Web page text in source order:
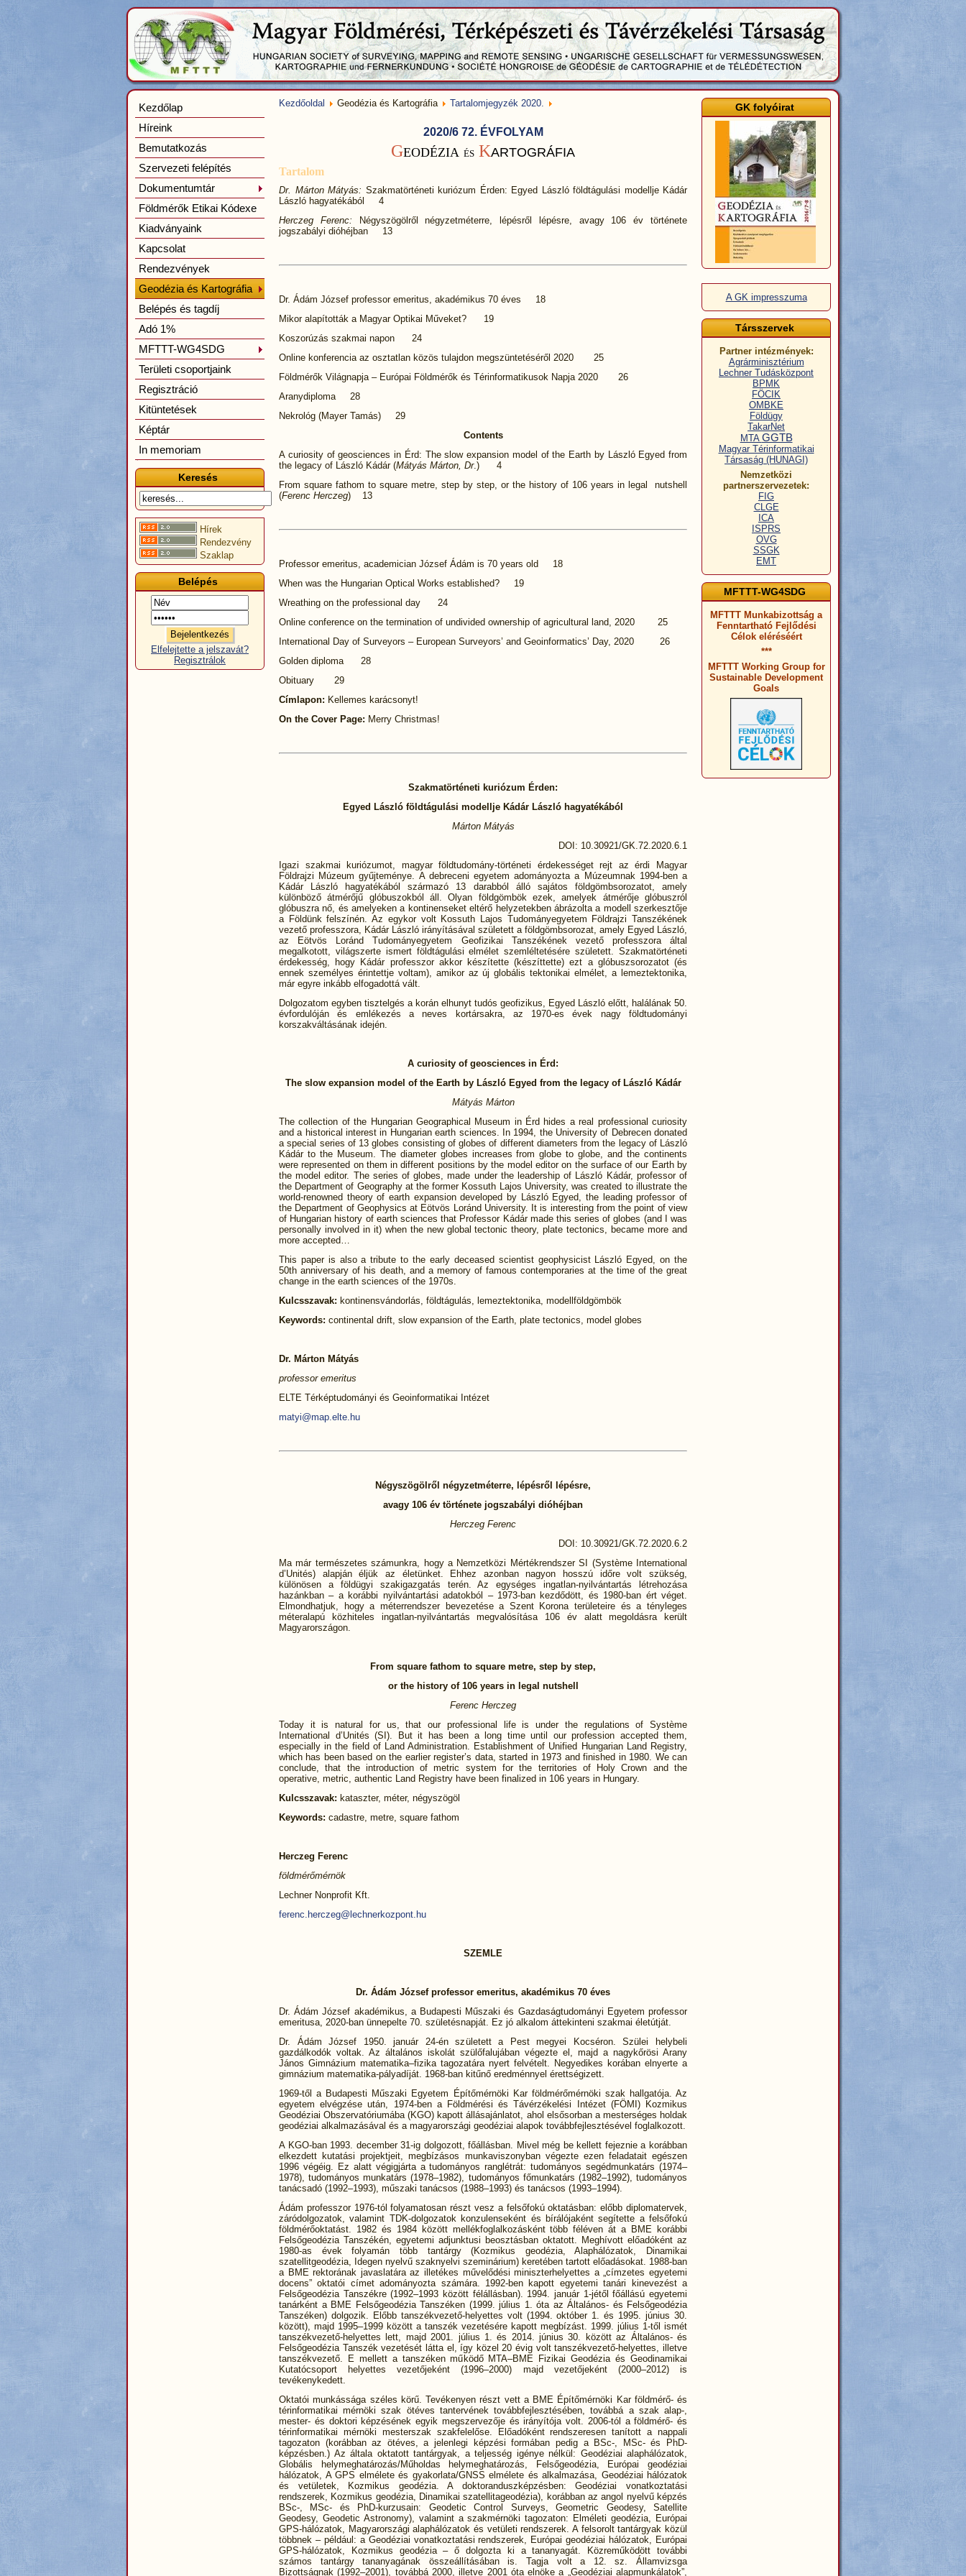
Kezdőlap
Híreink
Bemutatkozás
Szervezeti felépítés
Dokumentumtár
Földmérők Etikai Kódexe
Kiadványaink
Kapcsolat
Rendezvények
Geodézia és Kartográfia
Belépés és tagdíj
Adó 1%
MFTTT-WG4SDG
Területi csoportjaink
Regisztráció
Kitüntetések
Képtár
In memoriam
Keresés
Hírek
Rendezvény
Szaklap
Belépés
Elfelejtette a jelszavát?
Regisztrálok
Kezdőoldal Geodézia és Kartográfia Tartalomjegyzék 2020.
2020/6 72. ÉVFOLYAM
GEODÉZIA ÉS KARTOGRÁFIA
Tartalom
Dr. Márton Mátyás: Szakmatörténeti kuriózum Érden: Egyed László földtágulási modellje Kádár
László hagyatékából 4
Herczeg Ferenc:
Négyszögölről négyzetméterre, lépésről lépésre, avagy 106 év története
jogszabályi dióhéjban 13
Dr. Ádám József professor emeritus, akadémikus 70 éves 18
Mikor alapították a Magyar Optikai Műveket? 19
Koszorúzás szakmai napon 24
Online konferencia az osztatlan közös tulajdon megszüntetéséről 2020 25
Földmérők Világnapja – Európai Földmérők és Térinformatikusok Napja 2020 26
Aranydiploma 28
Nekrológ (Mayer Tamás) 29
Contents
A curiosity of geosciences in Érd: The slow expansion model of the Earth by László Egyed from
the legacy of László Kádár (Mátyás Márton, Dr.) 4
From square fathom to square metre, step by step, or the history of 106 years in legal nutshell
(Ferenc Herczeg) 13
Professor emeritus, academician József Ádám is 70 years old 18
When was the Hungarian Optical Works established? 19
Wreathing on the professional day 24
Online conference on the termination of undivided ownership of agricultural land, 2020 25
International Day of Surveyors – European Surveyors’ and Geoinformatics’ Day, 2020 26
Golden diploma 28
Obituary 29
Címlapon: Kellemes karácsonyt!
On the Cover Page: Merry Christmas!
Szakmatörténeti kuriózum Érden:
Egyed László földtágulási modellje Kádár László hagyatékából
Márton Mátyás
DOI: 10.30921/GK.72.2020.6.1
Igazi szakmai kuriózumot, magyar földtudomány-történeti érdekességet rejt az érdi Magyar
Földrajzi Múzeum gyűjteménye. A debreceni egyetem adományozta a Múzeumnak 1994-ben a
Kádár László hagyatékából származó 13 darabból álló sajátos földgömbsorozatot, amely
különböző átmérőjű glóbuszokból áll. Olyan földgömbök ezek, amelyek átmérője glóbuszról
glóbuszra nő, és amelyeken a kontinenseket eltérő helyzetekben ábrázolta a modell szerkesztője
a Földünk felszínén. Az egykor volt Kossuth Lajos Tudományegyetem Földrajzi Tanszékének
vezető professzora, Kádár László irányításával született a földgömbsorozat, amely Egyed László,
az Eötvös Loránd Tudományegyetem Geofizikai Tanszékének vezető professzora által
megalkotott, világszerte ismert földtágulási elmélet szemléltetésére született. Szakmatörténeti
érdekesség, hogy Kádár professzor akkor készítette (készíttette) ezt a glóbuszsorozatot (és
ennek személyes érintettje voltam), amikor az új globális tektonikai elmélet, a lemeztektonika,
már egyre inkább elfogadottá vált.
Dolgozatom egyben tisztelgés a korán elhunyt tudós geofizikus, Egyed László előtt, halálának 50.
évfordulóján és emlékezés a neves kortársakra, az 1970-es évek nagy földtudományi
korszakváltásának idején.
A curiosity of geosciences in Érd:
The slow expansion model of the Earth by László Egyed from the legacy of László Kádár
Mátyás Márton
The collection of the Hungarian Geographical Museum in Érd hides a real professional curiosity
and a historical interest in Hungarian earth sciences. In 1994, the University of Debrecen donated
a special series of 13 globes consisting of globes of different diameters from the legacy of László
Kádár to the Museum. The diameter globes increases from globe to globe, and the continents
were represented on them in different positions by the model editor on the surface of our Earth by
the model editor. The series of globes, made under the leadership of László Kádár, professor of
the Department of Geography at the former Kossuth Lajos University, was created to illustrate the
world-renowned theory of earth expansion developed by László Egyed, the leading professor of
the Department of Geophysics at Eötvös Loránd University. It is interesting from the point of view
of Hungarian history of earth sciences that Professor Kádár made this series of globes (and I was
personally involved in it) when the new global tectonic theory, plate tectonics, became more and
more accepted…
This paper is also a tribute to the early deceased scientist geophysicist László Egyed, on the
50th anniversary of his death, and a memory of famous contemporaries at the time of the great
change in the earth sciences of the 1970s.
Kulcsszavak: kontinensvándorlás, földtágulás, lemeztektonika, modellföldgömbök
Keywords: continental drift, slow expansion of the Earth, plate tectonics, model globes
Dr. Márton Mátyás
professor emeritus
ELTE Térképtudományi és Geoinformatikai Intézet
matyi@map.elte.hu
Négyszögölről négyzetméterre, lépésről lépésre,
avagy 106 év története jogszabályi dióhéjban
Herczeg Ferenc
DOI: 10.30921/GK.72.2020.6.2
Ma már természetes számunkra, hogy a Nemzetközi Mértékrendszer SI (Système International
d’Unités) alapján éljük az életünket. Ehhez azonban nagyon hosszú időre volt szükség,
különösen a földügyi szakigazgatás terén. Az egységes ingatlan-nyilvántartás létrehozása
hazánkban – a korábbi nyilvántartási adatokból – 1973-ban kezdődött, és 1980-ban ért véget.
Elmondhatjuk, hogy a méterrendszer bevezetése a Szent Korona területeire és a tényleges
méteralapú közhiteles ingatlan-nyilvántartás megvalósítása 106 év alatt megoldásra került
Magyarországon.
From square fathom to square metre, step by step,
or the history of 106 years in legal nutshell
Ferenc Herczeg
Today it is natural for us, that our professional life is under the regulations of Système
International d’Unités (SI). But it has been a long time until our profession accepted them,
especially in the field of Land Administration. Establishment of Unified Hungarian Land Registry,
which has been based on the earlier register’s data, started in 1973 and finished in 1980. We can
conclude, that the introduction of metric system for the territories of Holy Crown and the
operative, metric, authentic Land Registry have been finalized in 106 years in Hungary.
Kulcsszavak: kataszter, méter, négyszögöl
Keywords: cadastre, metre, square fathom
Herczeg Ferenc
földmérőmérnök
Lechner Nonprofit Kft.
ferenc.herczeg@lechnerkozpont.hu
SZEMLE
Dr. Ádám József professor emeritus, akadémikus 70 éves
Dr. Ádám József akadémikus, a Budapesti Műszaki és Gazdaságtudományi Egyetem professor
emeritusa, 2020-ban ünnepelte 70. születésnapját. Ez jó alkalom áttekinteni szakmai életútját.
Dr. Ádám József 1950. január 24-én született a Pest megyei Kocséron. Szülei helybeli
gazdálkodók voltak. Az általános iskolát szülőfalujában végezte el, majd a nagykőrösi Arany
János Gimnázium matematika–fizika tagozatára nyert felvételt. Negyedikes korában elnyerte a
gimnázium matematika-pályadíját. 1968-ban kitűnő eredménnyel érettségizett.
1969-től a Budapesti Műszaki Egyetem Építőmérnöki Kar földmérőmérnöki szak hallgatója. Az
egyetem elvégzése után, 1974-ben a Földmérési és Távérzékelési Intézet (FÖMI) Kozmikus
Geodéziai Obszervatóriumába (KGO) kapott állásajánlatot, ahol elsősorban a mesterséges holdak
geodéziai alkalmazásával és a magyarországi geodéziai alapok továbbfejlesztésével foglalkozott.
A KGO-ban 1993. december 31-ig dolgozott, főállásban. Mivel még be kellett fejeznie a korábban
elkezdett kutatási projektjeit, megbízásos munkaviszonyban végezte ezen feladatait egészen
1996 végéig. Ez alatt végigjárta a tudományos ranglétrát: tudományos segédmunkatárs (1974–
1978), tudományos munkatárs (1978–1982), tudományos főmunkatárs (1982–1992), tudományos
tanácsadó (1992–1993), műszaki tanácsos (1988–1993) és tanácsos (1993–1994).
Ádám professzor 1976-tól folyamatosan részt vesz a felsőfokú oktatásban: előbb diplomatervek,
záródolgozatok, valamint TDK-dolgozatok konzulenseként és bírálójaként segítette a felsőfokú
földmérőoktatást. 1982 és 1984 között mellékfoglalkozásként több féléven át a BME korábbi
Felsőgeodézia Tanszékén, egyetemi adjunktusi beosztásban oktatott. Meghívott előadóként az
1980-as évek folyamán több tantárgy (Kozmikus geodézia, Alaphálózatok, Dinamikai
szatellitgeodézia, Idegen nyelvű szaknyelvi szeminárium) keretében tartott előadásokat. 1988-ban
a BME rektorának javaslatára az illetékes művelődési miniszterhelyettes a „címzetes egyetemi
docens” oktatói címet adományozta számára. 1992-ben kapott egyetemi tanári kinevezést a
Felsőgeodézia Tanszékre (1992–1993 között félállásban). 1994. január 1-jétől főállású egyetemi
tanárként a BME Felsőgeodézia Tanszéken (1999. július 1. óta az Általános- és Felsőgeodézia
Tanszéken) dolgozik. Előbb tanszékvezető-helyettes volt (1994. október 1. és 1995. június 30.
között), majd 1995–1999 között a tanszék vezetésére kapott megbízást. 1999. július 1-től ismét
tanszékvezető-helyettes lett, majd 2001. július 1. és 2014. június 30. között az Általános- és
Felsőgeodézia Tanszék vezetését látta el, így közel 20 évig volt tanszékvezető-helyettes, illetve
tanszékvezető. E mellett a tanszéken működő MTA–BME Fizikai Geodézia és Geodinamikai
Kutatócsoport helyettes vezetőjeként (1996–2000) majd vezetőjeként (2000–2012) is
tevékenykedett.
Oktatói munkássága széles körű. Tevékenyen részt vett a BME Építőmérnöki Kar földmérő- és
térinformatikai mérnöki szak ötéves tantervének továbbfejlesztésében, továbbá a szak alap-,
mester- és doktori képzésének egyik megszervezője és irányítója volt. 2006-tól a földmérő- és
térinformatikai mérnöki mesterszak szakfelelőse. Előadóként rendszeresen tanított a nappali
tagozaton (korábban az ötéves, a jelenlegi képzési formában pedig a BSc-, MSc- és PhD-
képzésben.) Az általa oktatott tantárgyak, a teljesség igénye nélkül: Geodéziai alaphálózatok,
Globális helymeghatározás/Műholdas helymeghatározás, Felsőgeodézia, Európai geodéziai
hálózatok, A GPS elmélete és gyakorlata/GNSS elmélete és alkalmazása, Geodéziai hálózatok
és vetületek, Kozmikus geodézia. A doktoranduszképzésben: Geodéziai vonatkoztatási
rendszerek, Kozmikus geodézia, Dinamikai szatellitageodézia), korábban az angol nyelvű képzés
BSc-, MSc- és PhD-kurzusain: Geodetic Control Surveys, Geometric Geodesy, Satellite
Geodesy, Geodetic Astronomy), valamint a szakmérnöki tagozaton: Elméleti geodézia, Európai
GPS-hálózatok, Magyarországi alaphálózatok és vetületi rendszerek. A felsorolt tantárgyak közül
többnek – például: a Geodéziai vonatkoztatási rendszerek, Európai geodéziai hálózatok, Európai
GPS-hálózatok, Kozmikus geodézia – ő dolgozta ki a tananyagát. Közreműködött további
számos tantárgy tananyagának összeállításában is. Tagja volt a 12. sz. Államvizsga
Bizottságnak (1992–2001), továbbá 2000, illetve 2001 óta elnöke a „Geodéziai alapmunkálatok”,
GK folyóirat
A GK impresszuma
Társszervek
Partner intézmények:
Agrárminisztérium
Lechner Tudásközpont
BPMK
FÖCIK
OMBKE
Földügy
TakarNet
MTA GGTB
Magyar Térinformatikai
Társaság (HUNAGI)
Nemzetközi
partnerszervezetek:
FIG
CLGE
ICA
ISPRS
OVG
SSGK
EMT
MFTTT-WG4SDG
MFTTT Munkabizottság a
Fenntartható Fejlődési
Célok eléréséért
***
MFTTT Working Group for
Sustainable Development
Goals